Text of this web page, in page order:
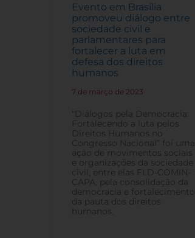
Evento em Brasília
promoveu diálogo entre
sociedade civil e
parlamentares para
fortalecer a luta em
defesa dos direitos
humanos
7 de março de 2023
“Diálogos pela Democracia:
Fortalecendo a luta pelos
Direitos Humanos no
Congresso Nacional” foi uma
ação de movimentos sociais
e organizações da sociedade
civil, entre elas FLD-COMIN-
CAPA, pela consolidação da
democracia e fortalecimento
da pauta dos direitos
humanos.